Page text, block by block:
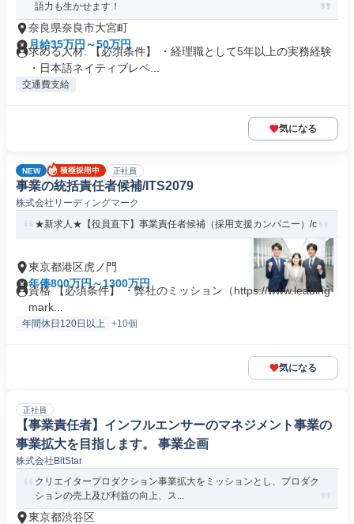
語力も生かせます！
奈良県奈良市大宮町
月給35万円～50万円
求める人材: 【必須条件】 ・経理職として5年以上の実務経験
・日本語ネイティブレベ...
交通費支給
気になる
NEW 正社員
事業の統括責任者候補/ITS2079
株式会社リーディングマーク
★新求人★【役員直下】事業責任者候補（採用支援カンパニー）/c
東京都港区虎ノ門
年俸800万円～1300万円
資格 【必須条件】 ・弊社のミッション（https://www.leading
mark...
年間休日120日以上 +10個
気になる
正社員
【事業責任者】インフルエンサーのマネジメント事業の
事業拡大を目指します。 事業企画
株式会社BitStar
クリエイタープロダクション事業拡大をミッションとし、プロダク
ションの売上及び利益の向上、ス...
東京都渋谷区